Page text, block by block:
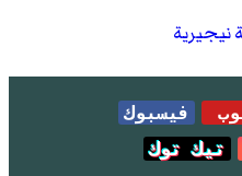
نيجيرية
فيسبوك
تيك توك